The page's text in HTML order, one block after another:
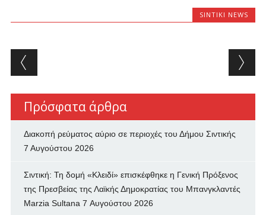
SINTIKI NEWS
Post navigation
Πρόσφατα άρθρα
Διακοπή ρεύματος αύριο σε περιοχές του Δήμου Σιντικής
7 Αυγούστου 2026
Σιντική: Τη δομή «Κλειδί» επισκέφθηκε η Γενική Πρόξενος
της Πρεσβείας της Λαϊκής Δημοκρατίας του Μπανγκλαντές
Marzia Sultana 7 Αυγούστου 2026